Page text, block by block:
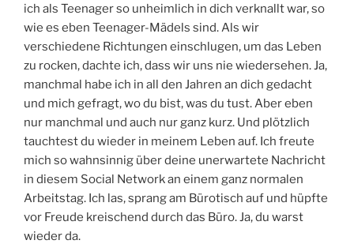
ich als Teenager so unheimlich in dich verknallt war, so
wie es eben Teenager-Mädels sind. Als wir
verschiedene Richtungen einschlugen, um das Leben
zu rocken, dachte ich, dass wir uns nie wiedersehen. Ja,
manchmal habe ich in all den Jahren an dich gedacht
und mich gefragt, wo du bist, was du tust. Aber eben
nur manchmal und auch nur ganz kurz. Und plötzlich
tauchtest du wieder in meinem Leben auf. Ich freute
mich so wahnsinnig über deine unerwartete Nachricht
in diesem Social Network an einem ganz normalen
Arbeitstag. Ich las, sprang am Bürotisch auf und hüpfte
vor Freude kreischend durch das Büro. Ja, du warst
wieder da.